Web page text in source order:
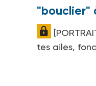
"bouclier"
tes ailes,